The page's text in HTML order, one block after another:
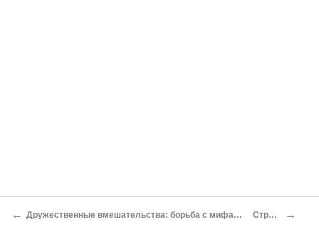
← Дружественные вмешательства: борьба с мифами в украинской истории XX в Стратегии →